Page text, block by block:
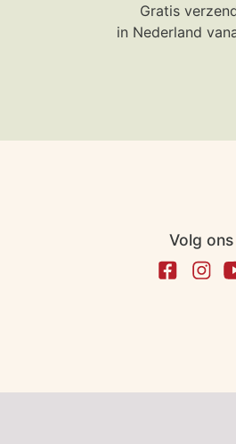
Gratis
in Nederland
Volg ons